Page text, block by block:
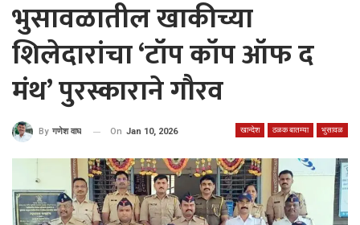
भुसावळातील खाकीच्या
शिलेदारांचा ‘टॉप कॉप ऑफ द
मंथ’ पुरस्काराने गौरव
खान्देश ठळक बातम्या भुसावळ
By गणेश वाघ On Jan 10, 2026